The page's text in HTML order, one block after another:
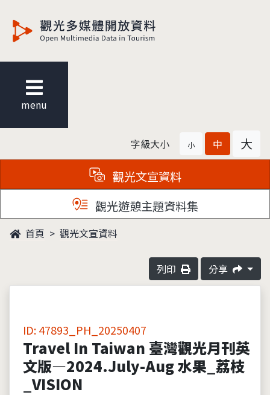
menu
字級大小 小 中 大
觀光文宣資料
觀光遊憩主題資料集
首頁 觀光文宣資料
列印 分享
ID: 47893_PH_20250407
Travel In Taiwan 臺灣觀光月刊英
文版—2024.July-Aug 水果_荔枝
_VISION